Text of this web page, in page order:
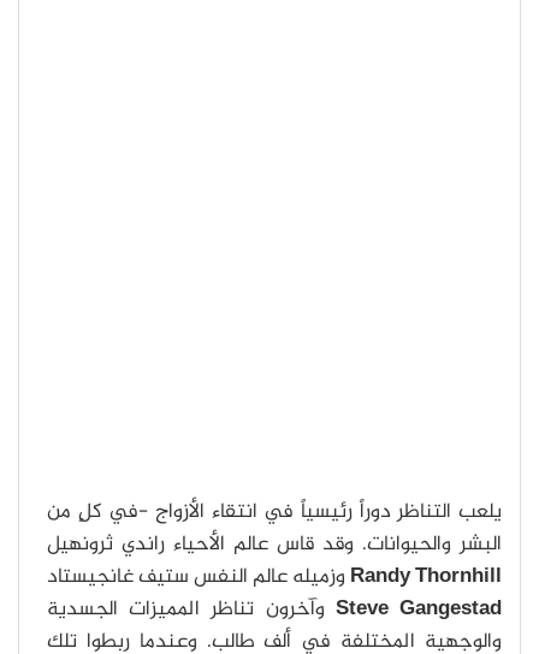
يلعب التناظر دوراً رئيسياً في انتقاء الأزواج -في كلٍ من
البشر والحيوانات. وقد قاس عالم الأحياء راندي ثرونهيل
Randy Thornhill وزميله عالم النفس ستيف غانجيستاد
Steve Gangestad وآخرون تناظر المميزات الجسدية
والوجهية المختلفة في ألف طالب. وعندما ربطوا تلك